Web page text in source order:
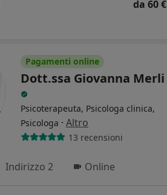
da 60 €
Pagamenti online
Dott.ssa Giovanna Merli
Psicoterapeuta, Psicologa clinica,
Psicologa · Altro
13 recensioni
Indirizzo 2 Online